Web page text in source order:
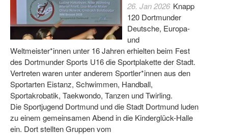
26. Jan 2026 Knapp
120 Dortmunder
Deutsche, Europa-
und
Weltmeister*innen unter 16 Jahren erhielten beim Fest
des Dortmunder Sports U16 die Sportplakette der Stadt.
Vertreten waren unter anderem Sportler*innen aus den
Sportarten Eistanz, Schwimmen, Handball,
Sportakrobatik, Taekwondo, Tanzen und Twirling.
Die Sportjugend Dortmund und die Stadt Dortmund luden
zu einem gemeinsamen Abend in die Kinderglück-Halle
ein. Dort stellten Gruppen vom